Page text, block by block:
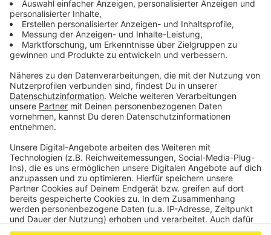
Anzeige
Leverkusen will verstärkt gegen Clankriminalität
vorgehen
Fehlende Karnevalsstimmung in Leverkusen?
Anzeige
Anzeige